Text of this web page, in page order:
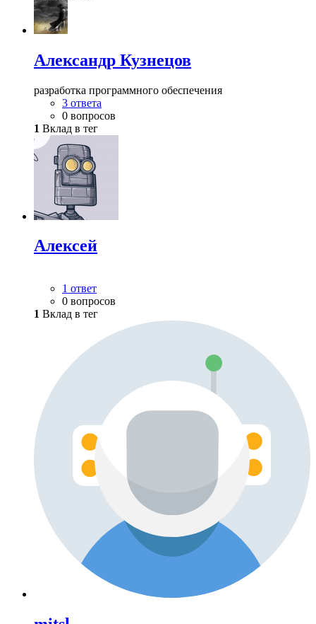
Александр Кузнецов
разработка программного обеспечения
3 ответа
0 вопросов
1 Вклад в тег
Алексей
1 ответ
0 вопросов
1 Вклад в тег